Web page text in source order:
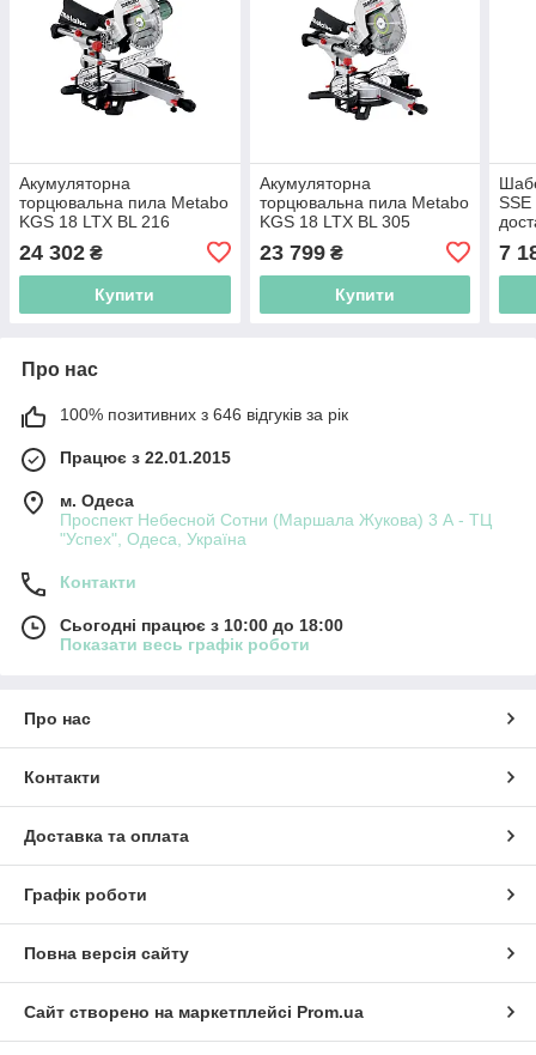
Акумуляторна
торцювальна пила Metabo
KGS 18 LTX BL 216
Безкоштовна доставка по
Україні!
24 302 ₴
Купити
Акумуляторна
торцювальна пила Metabo
KGS 18 LTX BL 305
доставка по Україні!
23 799₴
Купити
SSE
7
Про нас
100% позитивних з 646 відгуків за рік
Працює з 22.01.2015
м. Одеса
Проспект Небесной Сотни (Маршала Жукова) 3 А - ТЦ
"Успех", Одеса, Україна
Контакти
Сьогодні працює з 10:00 до 18:00
Показати весь графік роботи
Про нас
Контакти
Доставка та оплата
Графік роботи
Повна версія сайту
Сайт створено на маркетплейсі Prom.ua